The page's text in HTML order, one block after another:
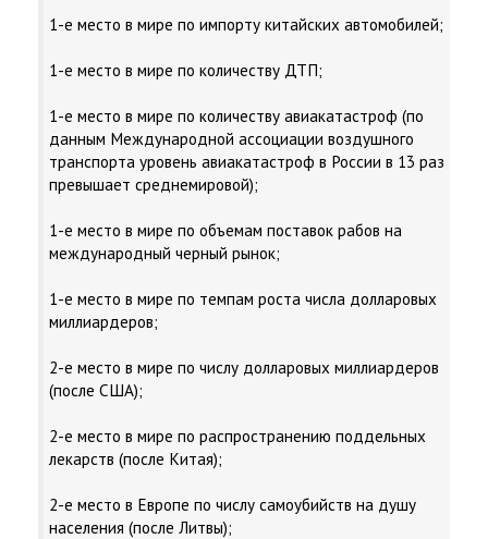
1-е место в мире по импорту китайских автомобилей;
1-е место в мире по количеству ДТП;
1-е место в мире по количеству авиакатастроф (по
данным Международной ассоциации воздушного
транспорта уровень авиакатастроф в России в 13 раз
превышает среднемировой);
1-e место в мире по объемам поставок рабов на
международный черный рынок;
1-е место в мире по темпам роста числа долларовых
миллиардеров;
2-е место в мире по числу долларовых миллиардеров
(после США);
2-е место в мире по распространению поддельных
лекарств (после Китая);
2-е место в Европе по числу самоубийств на душу
населения (после Литвы);